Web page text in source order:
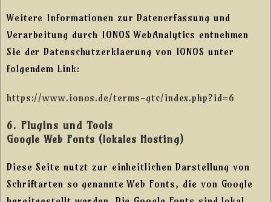
Weitere Informationen zur Datenerfassung und
Verarbeitung durch IONOS WebAnalytics entnehmen
Sie der Datenschutzerklaerung von IONOS unter
folgendem Link:
https://www.ionos.de/terms-gtc/index.php?id=6
6. Plugins und Tools
Google Web Fonts (lokales Hosting)
Diese Seite nutzt zur einheitlichen Darstellung von
Schriftarten so genannte Web Fonts, die von Google